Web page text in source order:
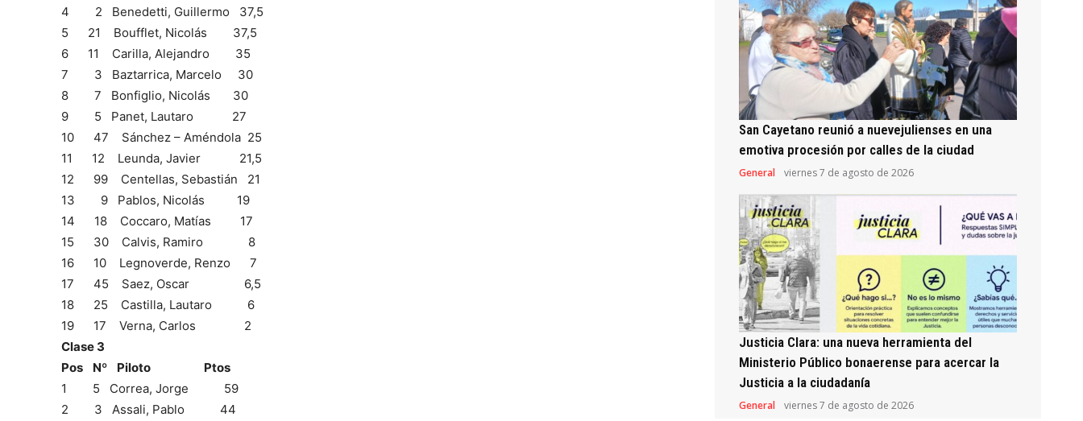
4 2 Benedetti, Guillermo 37,5
5 21 Boufflet, Nicolás 37,5
6 11 Carilla, Alejandro 35
7 3 Baztarrica, Marcelo 30
8 7 Bonfiglio, Nicolás 30
9 5 Panet, Lautaro 27
10 47 Sánchez – Améndola 25
11 12 Leunda, Javier 21,5
12 99 Centellas, Sebastián 21
13 9 Pablos, Nicolás 19
14 18 Coccaro, Matías 17
15 30 Calvis, Ramiro 8
16 10 Legnoverde, Renzo 7
17 45 Saez, Oscar 6,5
18 25 Castilla, Lautaro 6
19 17 Verna, Carlos 2
Clase 3
Pos Nº Piloto Ptos
1 5 Correa, Jorge 59
2 3 Assali, Pablo 44
San Cayetano reunió a nuevejulienses en una
emotiva procesión por calles de la ciudad
General viernes 7 de agosto de 2026
Justicia Clara: una nueva herramienta del
Ministerio Público bonaerense para acercar la
Justicia a la ciudadanía
General viernes 7 de agosto de 2026